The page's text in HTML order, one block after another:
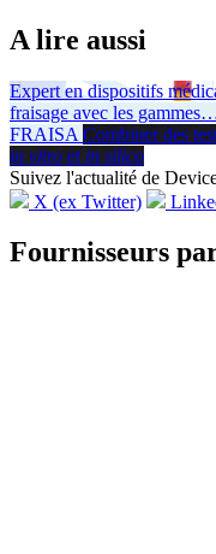
A lire aussi
Expert en dispositifs
fraisage avec les gammes
FRAISA Combiner des
in vitro et in silico
Suivez l'actualité de
X (ex Twitter)
Fournisseurs